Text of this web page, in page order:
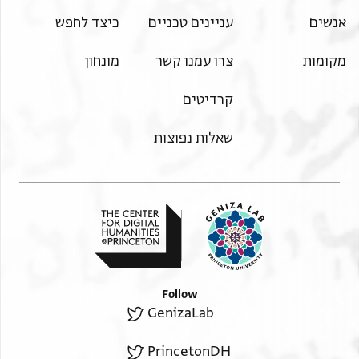
הכהן נעאנשים
מקומות
עניינים טכניים
צרו עמנו קשר
קרדיטים
שאלות נפוצות
כיצד לחפש
מונחון
Follow
GenizaLab
PrincetonDH